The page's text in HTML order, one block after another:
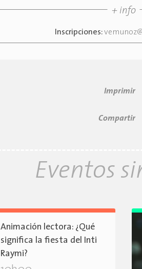
+ info
Inscripciones:
Imprimir
Compartir
Eventos
Animación lectora: ¿Qué
significa la fiesta del Inti
Raymi?